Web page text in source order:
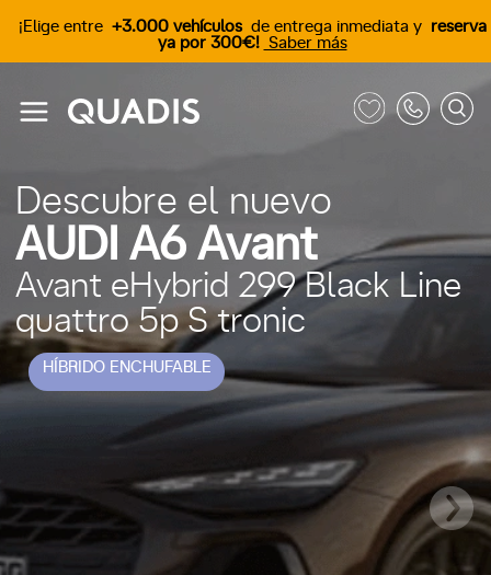
¡Elige entre +3.000 vehículos de entrega inmediata y reserva
ya por 300€! Saber más
Descubre el nuevo
AUDI A6 Avant
HÍBRIDO ENCHUFABLE
Avant eHybrid 299 Black Line
quattro 5p S tronic